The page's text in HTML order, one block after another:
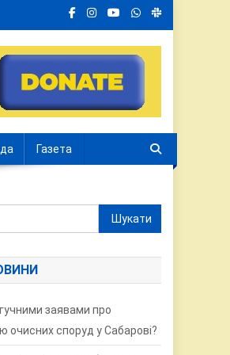
Газета
Пошук:
гучними заявами про
очисних споруд у Сабарові?